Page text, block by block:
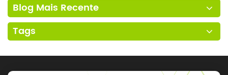
Blog Mais Recente
Tags